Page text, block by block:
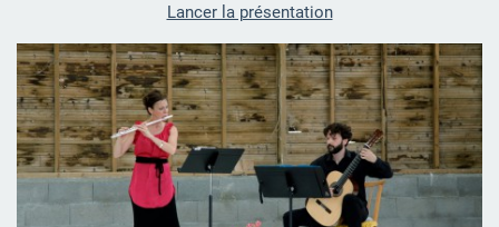
Lancer la présentation